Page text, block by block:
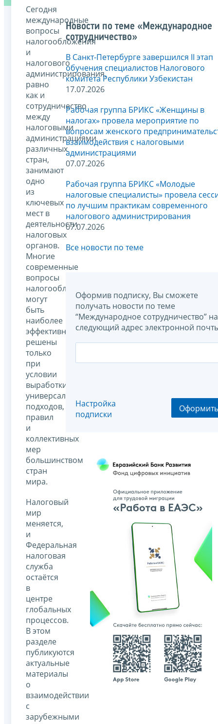
Сегодня
международные
вопросы
налогообложения
и
налогового
администрирования,
равно
как и
сотрудничество
между
налоговыми
администрациями
различных
стран,
занимают
одно
из
ключевых
мест в
деятельности
налоговых
органов.
Многие
современные
вопросы
налогообложения
могут
быть
наиболее
эффективно
решены
только
при
условии
выработки
универсальных
подходов,
правил
и
коллективных
мер
большинством
стран
мира.
Налоговый
мир
меняется,
и
Федеральная
налоговая
служба
остаётся
в
центре
глобальных
процессов.
В этом
разделе
публикуются
актуальные
материалы
о
взаимодействии
с
зарубежными
Новости по теме «Международное
сотрудничество»
В Санкт-Петербурге завершился II этап
обучения специалистов Налогового
комитета Республики Узбекистан
17.07.2026
Рабочая группа БРИКС «Женщины в
налогах» провела мероприятие по
вопросам женского
взаимодействия с налоговыми
администрациями
07.07.2026
Рабочая группа БРИКС «Молодые
налоговые специалисты» провела
по лучшим практикам современного
налогового администрирования
07.07.2026
Все новости по теме
Оформив подписку, Вы сможете
получать новости по теме
“Международное сотрудничество” на
следующий адрес электронной
Настройка
подписки
Оформить